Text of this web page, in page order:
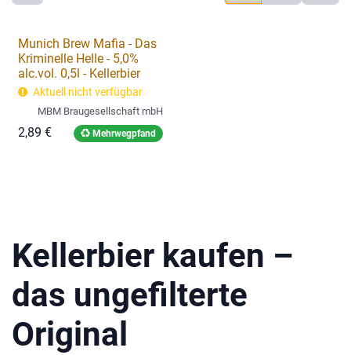
Munich Brew Mafia - Das
Kriminelle Helle - 5,0%
alc.vol. 0,5l - Kellerbier
Aktuell nicht verfügbar
MBM Braugesellschaft mbH
2,89 € Mehrwegpfand
Kellerbier kaufen –
das ungefilterte
Original